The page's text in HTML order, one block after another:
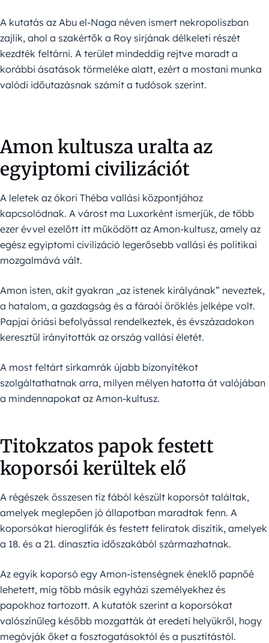
A kutatás az Abu el-Naga néven ismert nekropoliszban
zajlik, ahol a szakértők a Roy sírjának délkeleti részét
kezdték feltárni. A terület mindeddig rejtve maradt a
korábbi ásatások törmeléke alatt, ezért a mostani munka
valódi időutazásnak számít a tudósok szerint.
Amon kultusza uralta az
egyiptomi civilizációt
A leletek az ókori Théba vallási központjához
kapcsolódnak. A várost ma Luxorként ismerjük, de több
ezer évvel ezelőtt itt működött az Amon-kultusz, amely az
egész egyiptomi civilizáció legerősebb vallási és politikai
mozgalmává vált.
Amon isten, akit gyakran „az istenek királyának” neveztek,
a hatalom, a gazdagság és a fáraói öröklés jelképe volt.
Papjai óriási befolyással rendelkeztek, és évszázadokon
keresztül irányították az ország vallási életét.
A most feltárt sírkamrák újabb bizonyítékot
szolgáltathatnak arra, milyen mélyen hatotta át valójában
a mindennapokat az Amon-kultusz.
Titokzatos papok festett
koporsói kerültek elő
A régészek összesen tíz fából készült koporsót találtak,
amelyek meglepően jó állapotban maradtak fenn. A
koporsókat hieroglifák és festett feliratok díszítik, amelyek
a 18. és a 21. dinasztia időszakából származhatnak.
Az egyik koporsó egy Amon-istenségnek éneklő papnőé
lehetett, míg több másik egyházi személyekhez és
papokhoz tartozott. A kutatók szerint a koporsókat
valószínűleg később mozgatták át eredeti helyükről, hogy
megóvják őket a fosztogatásoktól és a pusztítástól.